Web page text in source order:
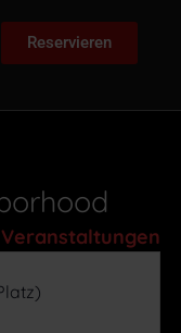
Reservieren